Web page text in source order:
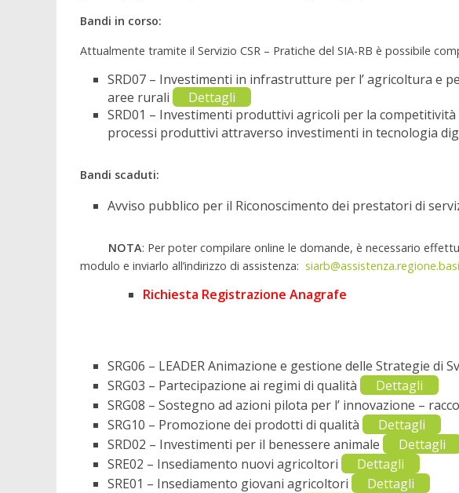
Bandi in corso:
Attualmente tramite il Servizio CSR – Pratiche del SIA-RB è possibile
SRD07 – Investimenti in infrastrutture per l’ agricoltura e
aree rurali
Dettagli
SRD01 – Investimenti produttivi agricoli per la
processi produttivi attraverso investimenti in tecnologia
Bandi scaduti:
Avviso pubblico per il Riconoscimento dei prestatori di
NOTA: Per poter compilare online le domande, è necessario
modulo e inviarlo all’indirizzo di assistenza:
Richiesta Registrazione Anagrafe
SRG06 – LEADER Animazione e gestione delle Strategie di
SRG03 – Partecipazione ai regimi di qualità
Dettagli
SRG08 – Sostegno ad azioni pilota per l’ innovazione –
SRG10 – Promozione dei prodotti di qualità
Dettagli
SRD02 – Investimenti per il benessere animale
Dettagli
SRE02 – Insediamento nuovi agricoltori
Dettagli
SRE01 – Insediamento giovani agricoltori
Dettagli